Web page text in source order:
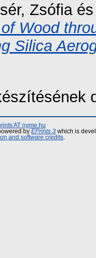
Zsófia
Wood
Silica
AT nyme.hu
by EPrints 3 which is
and software credits